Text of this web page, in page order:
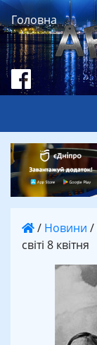
Головна
/ Новини /
світі 8 квітня